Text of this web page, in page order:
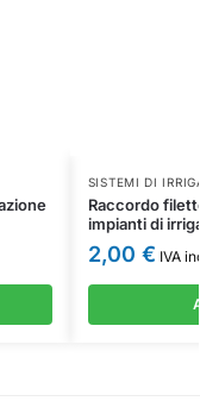
SISTEMI DI
Raccordo
impianti di
2,00 € IVA